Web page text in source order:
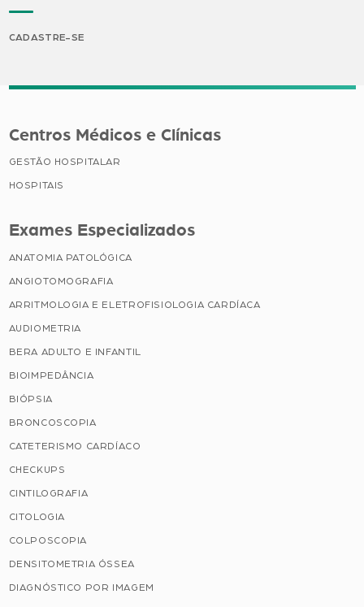
CADASTRE-SE
Centros Médicos e Clínicas
GESTÃO HOSPITALAR
HOSPITAIS
Exames Especializados
ANATOMIA PATOLÓGICA
ANGIOTOMOGRAFIA
ARRITMOLOGIA E ELETROFISIOLOGIA CARDÍACA
AUDIOMETRIA
BERA ADULTO E INFANTIL
BIOIMPEDÂNCIA
BIÓPSIA
BRONCOSCOPIA
CATETERISMO CARDÍACO
CHECKUPS
CINTILOGRAFIA
CITOLOGIA
COLPOSCOPIA
DENSITOMETRIA ÓSSEA
DIAGNÓSTICO POR IMAGEM